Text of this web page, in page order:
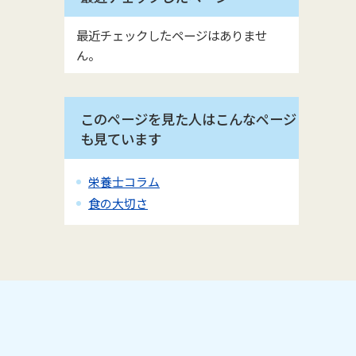
最近チェックしたページはありませ
ん。
このページを見た人はこんなページ
も見ています
栄養士コラム
食の大切さ